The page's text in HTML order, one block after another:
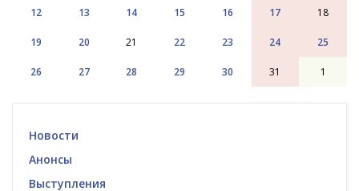
12 13 14 15 16 17 18
19 20 21 22 23 24 25
26 27 28 29 30 31 1
Новости
Анонсы
Выступления